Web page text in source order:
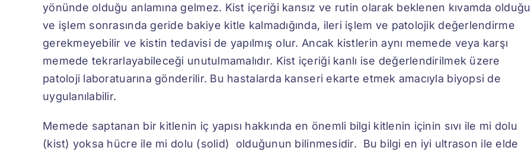
yönünde olduğu anlamına gelmez. Kist içeriği kansız ve rutin olarak beklenen kıvamda olduğu
ve işlem sonrasında geride bakiye kitle kalmadığında, ileri işlem ve patolojik değerlendirme
gerekmeyebilir ve kistin tedavisi de yapılmış olur. Ancak kistlerin aynı memede veya karşı
memede tekrarlayabileceği unutulmamalıdır. Kist içeriği kanlı ise değerlendirilmek üzere
patoloji laboratuarına gönderilir. Bu hastalarda kanseri ekarte etmek amacıyla biyopsi de
uygulanılabilir.
Memede saptanan bir kitlenin iç yapısı hakkında en önemli bilgi kitlenin içinin sıvı ile mi dolu
(kist) yoksa hücre ile mi dolu (solid) olduğunun bilinmesidir. Bu bilgi en iyi ultrason ile elde